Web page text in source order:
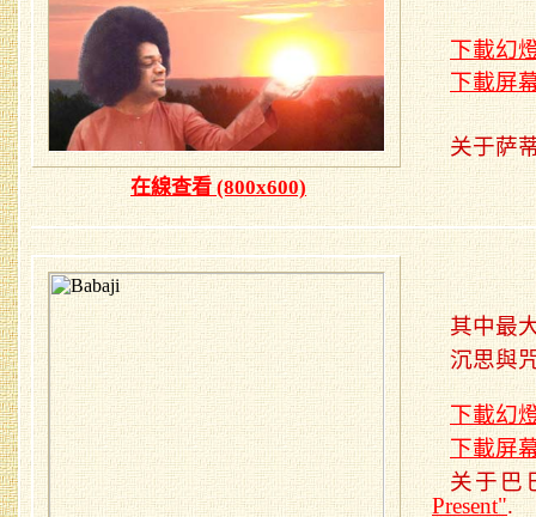
在線查看 (800x600)
下載幻
下載屏
关于萨
其中最
沉思與
下載幻
下載屏
关于巴
Present".